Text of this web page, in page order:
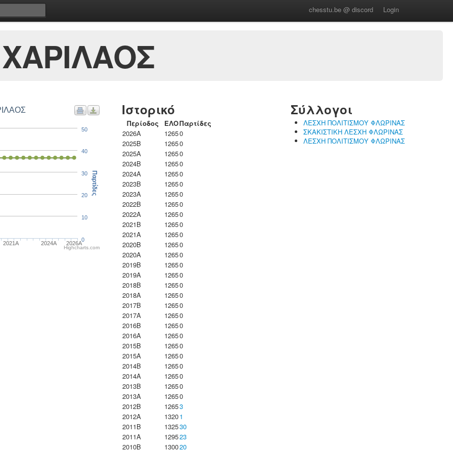
chesstu.be @ discord Login
2021A 2024A 2026A
0
10
20
30
40
50
Παρτίδες
Highcharts.com
Ιστορικό
Περίοδος ΕΛΟΠαρτίδες
2026A
12650
2025B
12650
2025A
12650
2024B
12650
2024A
12650
2023B
12650
2023Α
12650
2022B
12650
2022A
12650
2021B
12650
2021A
12650
2020B
12650
2020A
12650
2019B
12650
2019A
12650
2018B
12650
2018A
12650
2017B
12650
2017A
12650
2016B
12650
2016A
12650
2015B
12650
2015A
12650
2014B
12650
2014A
12650
2013B
12650
2013A
12650
2012B
12653
2012A
13201
2011B
132530
2011A
129523
2010B
130020
Σύλλογοι
ΛΕΣΧΗ ΠΟΛΙΤΙΣΜΟΥ ΦΛΩΡΙΝΑΣ
ΣΚΑΚΙΣΤΙΚΗ ΛΕΣΧΗ ΦΛΩΡΙΝΑΣ
ΛΕΣΧΗ ΠΟΛΙΤΙΣΜΟΥ ΦΛΩΡΙΝΑΣ